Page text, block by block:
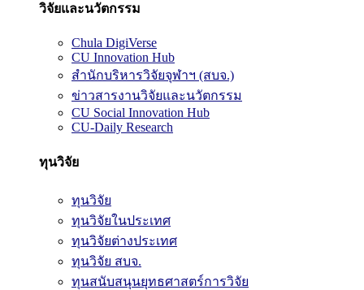
วิจัยและนวัตกรรม
Chula DigiVerse
CU Innovation Hub
สำนักบริหารวิจัยจุฬาฯ (สบจ.)
ข่าวสารงานวิจัยและนวัตกรรม
CU Social Innovation Hub
CU-Daily Research
ทุนวิจัย
ทุนวิจัย
ทุนวิจัยในประเทศ
ทุนวิจัยต่างประเทศ
ทุนวิจัย สบจ.
ทุนสนับสนุนยุทธศาสตร์การวิจัย